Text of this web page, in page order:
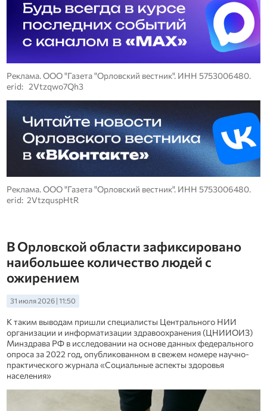
Реклама. ООО "Газета "Орловский вестник". ИНН 5753006480.
erid: 2Vtzqwo7Qh3
Реклама. ООО "Газета "Орловский вестник". ИНН 5753006480.
erid: 2VtzquspHtR
В Орловской области зафиксировано
наибольшее количество людей с
ожирением
31 июля 2026 | 11:50
К таким выводам пришли специалисты Центрального НИИ
организации и информатизации здравоохранения (ЦНИИОИЗ)
Минздрава РФ в исследовании на основе данных федерального
опроса за 2022 год, опубликованном в свежем номере научно-
практического журнала «Социальные аспекты здоровья
населения»